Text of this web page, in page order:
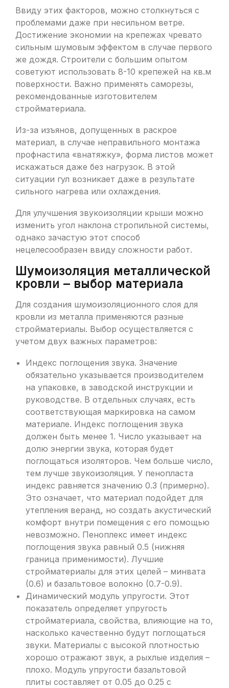
Ввиду этих факторов, можно столкнуться с
проблемами даже при несильном ветре.
Достижение экономии на крепежах чревато
сильным шумовым эффектом в случае первого
же дождя. Строители с большим опытом
советуют использовать 8-10 крепежей на кв.м
поверхности. Важно применять саморезы,
рекомендованные изготовителем
стройматериала.
Из-за изъянов, допущенных в раскрое
материал, в случае неправильного монтажа
профнастила «внатяжку», форма листов может
искажаться даже без нагрузок. В этой
ситуации гул возникает даже в результате
сильного нагрева или охлаждения.
Для улучшения звукоизоляции крыши можно
изменить угол наклона стропильной системы,
однако зачастую этот способ
нецелесообразен ввиду сложности работ.
Шумоизоляция металлической
кровли – выбор материала
Для создания шумоизоляционного слоя для
кровли из металла применяются разные
стройматериалы. Выбор осуществляется с
учетом двух важных параметров:
Индекс поглощения звука. Значение
обязательно указывается производителем
на упаковке, в заводской инструкции и
руководстве. В отдельных случаях, есть
соответствующая маркировка на самом
материале. Индекс поглощения звука
должен быть менее 1. Число указывает на
долю энергии звука, которая будет
поглощаться изоляторов. Чем больше число,
тем лучше звукоизоляция. У пенопласта
индекс равняется значению 0.3 (примерно).
Это означает, что материал подойдет для
утепления веранд, но создать акустический
комфорт внутри помещения с его помощью
невозможно. Пеноплекс имеет индекс
поглощения звука равный 0.5 (нижняя
граница применимости). Лучшие
стройматериалы для этих целей – минвата
(0.6) и базальтовое волокно (0.7-0.9).
Динамический модуль упругости. Этот
показатель определяет упругость
стройматериала, свойства, влияющие на то,
насколько качественно будут поглощаться
звуки. Материалы с высокой плотностью
хорошо отражают звук, а рыхлые изделия –
плохо. Модуль упругости базальтовой
плиты составляет от 0.05 до 0.25 с